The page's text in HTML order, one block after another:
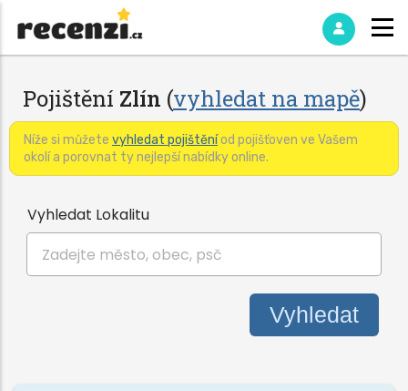
Pojištění Zlín (vyhledat na mapě)
Níže si můžete vyhledat pojištěníod pojišťoven ve Vašem
okolí a porovnat ty nejlepší nabídky online.
Vyhledat Lokalitu